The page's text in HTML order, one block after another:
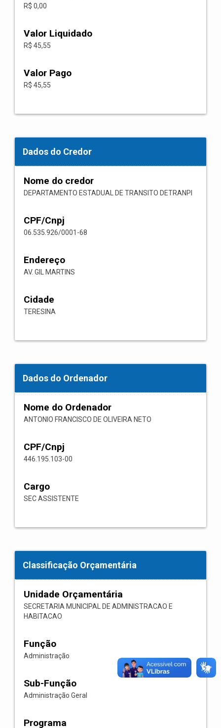
R$ 0,00
Valor Liquidado
R$ 45,55
Valor Pago
R$ 45,55
Dados do Credor
Nome do credor
DEPARTAMENTO ESTADUAL DE TRANSITO DETRANPI
CPF/Cnpj
06.535.926/0001-68
Endereço
AV. GIL MARTINS
Cidade
TERESINA
Dados do Ordenador
Nome do Ordenador
ANTONIO FRANCISCO DE OLIVEIRA NETO
CPF/Cnpj
446.195.103-00
Cargo
SEC ASSISTENTE
Classificação Orçamentária
Unidade Orçamentária
SECRETARIA MUNICIPAL DE ADMINISTRACAO E
HABITACAO
Função
Administração
Sub-Função
Administração Geral
Programa